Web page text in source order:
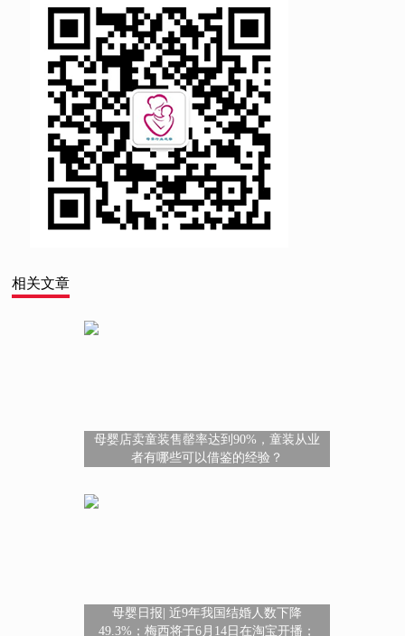
相关文章
​母婴店卖童装售罄率达到90%，童装从业
者有哪些可以借鉴的经验？
母婴日报| 近9年我国结婚人数下降
49.3%；梅西将于6月14日在淘宝开播；